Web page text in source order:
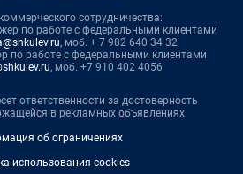
сотрудничества:
по работе с федеральными клиентами
, моб. + 7 982 640 34 32
по работе с федеральными клиентами
, моб. +7 910 402 4056
ответственности за достоверность
в рекламных объявлениях.
об ограничениях
использования cookies